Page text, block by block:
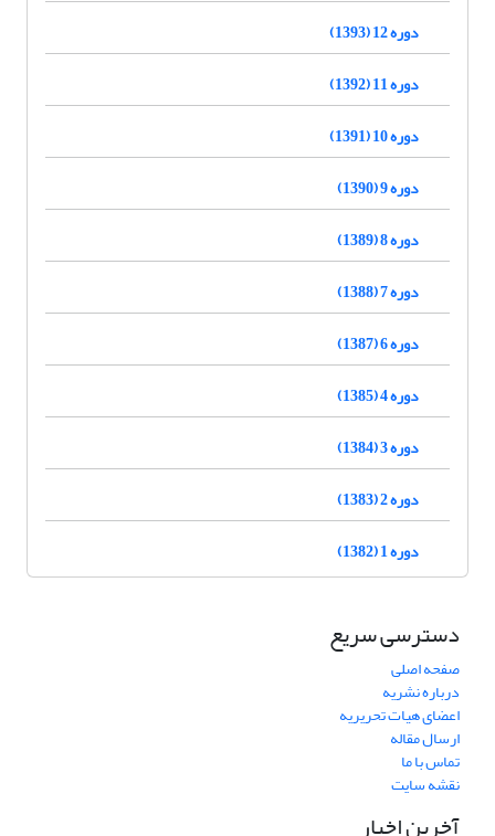
دوره 12 (1393)
دوره 11 (1392)
دوره 10 (1391)
دوره 9 (1390)
دوره 8 (1389)
دوره 7 (1388)
دوره 6 (1387)
دوره 4 (1385)
دوره 3 (1384)
دوره 2 (1383)
دوره 1 (1382)
دسترسی سریع
صفحه اصلی
درباره نشریه
اعضای هیات تحریریه
ارسال مقاله
تماس با ما
نقشه سایت
آخرین اخبار